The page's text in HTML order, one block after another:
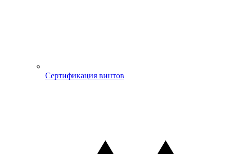
Сертификация винтов